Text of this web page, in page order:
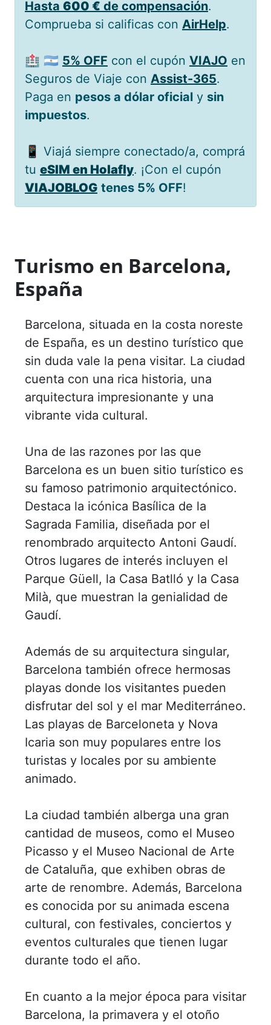
Hasta 600 € de compensación.
Comprueba si calificas con AirHelp.
🏥 🇦🇷 5% OFF con el cupón VIAJO en
Seguros de Viaje con Assist-365.
Paga en pesos a dólar oficial y sin
impuestos.
📱 Viajá siempre conectado/a, comprá
tu eSIM en Holafly. ¡Con el cupón
VIAJOBLOG tenes 5% OFF!
Turismo en Barcelona,
España
Barcelona, situada en la costa noreste
de España, es un destino turístico que
sin duda vale la pena visitar. La ciudad
cuenta con una rica historia, una
arquitectura impresionante y una
vibrante vida cultural.
Una de las razones por las que
Barcelona es un buen sitio turístico es
su famoso patrimonio arquitectónico.
Destaca la icónica Basílica de la
Sagrada Familia, diseñada por el
renombrado arquitecto Antoni Gaudí.
Otros lugares de interés incluyen el
Parque Güell, la Casa Batlló y la Casa
Milà, que muestran la genialidad de
Gaudí.
Además de su arquitectura singular,
Barcelona también ofrece hermosas
playas donde los visitantes pueden
disfrutar del sol y el mar Mediterráneo.
Las playas de Barceloneta y Nova
Icaria son muy populares entre los
turistas y locales por su ambiente
animado.
La ciudad también alberga una gran
cantidad de museos, como el Museo
Picasso y el Museo Nacional de Arte
de Cataluña, que exhiben obras de
arte de renombre. Además, Barcelona
es conocida por su animada escena
cultural, con festivales, conciertos y
eventos culturales que tienen lugar
durante todo el año.
En cuanto a la mejor época para visitar
Barcelona, ​​la primavera y el otoño